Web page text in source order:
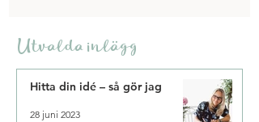
Utvalda inlägg
Hitta din idé – så gör jag
28 juni 2023